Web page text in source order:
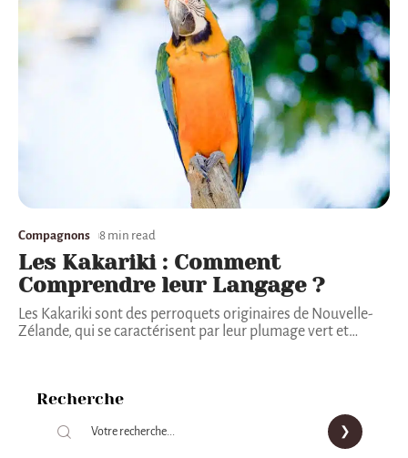
Compagnons 8 min read
Les Kakariki : Comment
Comprendre leur Langage ?
Les Kakariki sont des perroquets originaires de Nouvelle-
Zélande, qui se caractérisent par leur plumage vert et…
Recherche